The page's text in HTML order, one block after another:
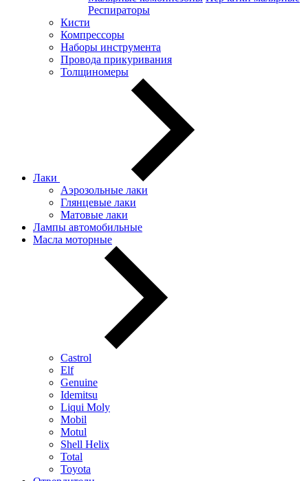
Респираторы
Кисти
Компрессоры
Наборы инструмента
Провода прикуривания
Толщиномеры
Лаки
Аэрозольные лаки
Глянцевые лаки
Матовые лаки
Лампы автомобильные
Масла моторные
Castrol
Elf
Genuine
Idemitsu
Liqui Moly
Mobil
Motul
Shell Helix
Total
Toyota